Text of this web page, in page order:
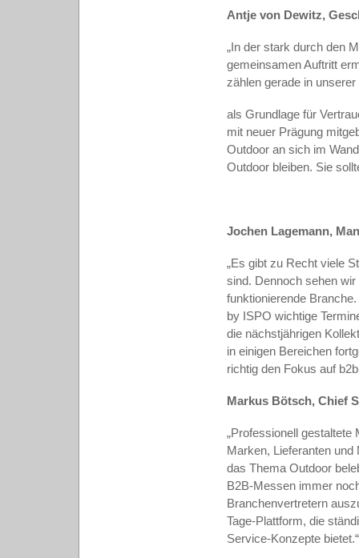
Antje von Dewitz,
„In der stark durch den
gemeinsamen Auftritt
zählen gerade in
als Grundlage für
mit neuer Prägung
Outdoor an sich im
Outdoor bleiben. Sie
Jochen Lagemann,
„Es gibt zu Recht viele
sind. Dennoch sehen
funktionierende
by ISPO wichtige
die nächstjährigen
in einigen Bereichen
richtig den Fokus auf
Markus Bötsch, Chief
„Professionell gestaltete
Marken, Lieferanten
das Thema Outdoor
B2B-Messen immer
Branchenvertretern
Tage-Plattform, die
Service-Konzepte bietet.“